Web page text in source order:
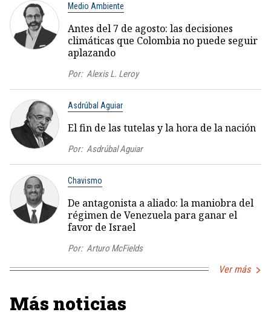
Medio Ambiente
Antes del 7 de agosto: las decisiones
climáticas que Colombia no puede seguir
aplazando
Por: Alexis L. Leroy
Asdrúbal Aguiar
El fin de las tutelas y la hora de la nación
Por: Asdrúbal Aguiar
Chavismo
De antagonista a aliado: la maniobra del
régimen de Venezuela para ganar el
favor de Israel
Por: Arturo McFields
Ver más
Más noticias